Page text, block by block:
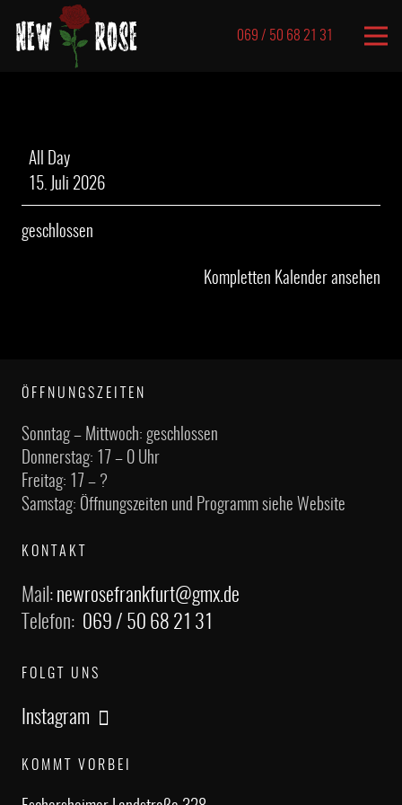
069 / 50 68 21 31
geschlossen
All Day
15. Juli 2026
geschlossen
Kompletten Kalender ansehen
ÖFFNUNGSZEITEN
Sonntag – Mittwoch: geschlossen
Donnerstag: 17 – 0 Uhr
Freitag: 17 – ?
Samstag: Öffnungszeiten und Programm siehe Website
KONTAKT
Mail: newrosefrankfurt@gmx.de
Telefon: 069 / 50 68 21 31
FOLGT UNS
Instagram
KOMMT VORBEI